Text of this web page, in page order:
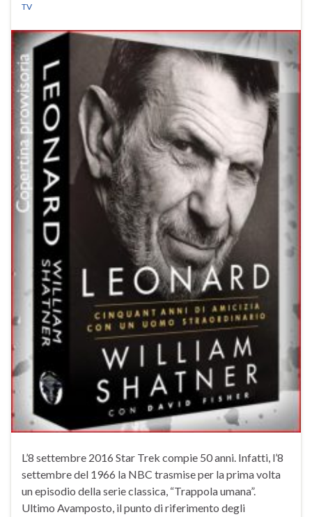
TV
L’8 settembre 2016 Star Trek compie 50 anni. Infatti, l’8
settembre del 1966 la NBC trasmise per la prima volta
un episodio della serie classica, “Trappola umana”.
Ultimo Avamposto, il punto di riferimento degli